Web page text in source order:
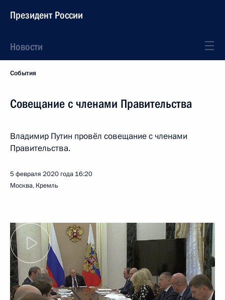
Президент России
Новости
События
Совещание с членами Правительства
Владимир Путин провёл совещание с членами
Правительства.
5 февраля 2020 года 16:20
Москва, Кремль